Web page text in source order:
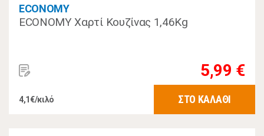
ECONOMY
ECONOMY Χαρτί Κουζίνας 1,46Kg
5,99 €
4,1€/κιλό ΣΤΟ ΚΑΛΑΘΙ